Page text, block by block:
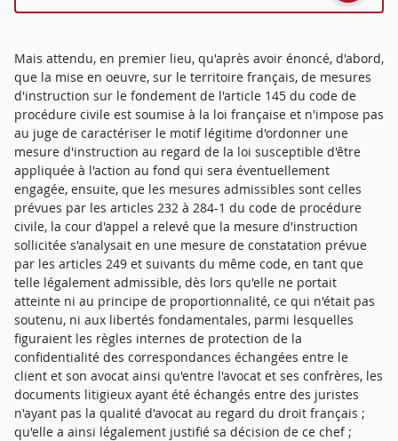
Mais attendu, en premier lieu, qu'après avoir énoncé, d'abord,
que la mise en oeuvre, sur le territoire français, de mesures
d'instruction sur le fondement de l'article 145 du code de
procédure civile est soumise à la loi française et n'impose pas
au juge de caractériser le motif légitime d'ordonner une
mesure d'instruction au regard de la loi susceptible d'être
appliquée à l'action au fond qui sera éventuellement
engagée, ensuite, que les mesures admissibles sont celles
prévues par les articles 232 à 284-1 du code de procédure
civile, la cour d'appel a relevé que la mesure d'instruction
sollicitée s'analysait en une mesure de constatation prévue
par les articles 249 et suivants du même code, en tant que
telle légalement admissible, dès lors qu'elle ne portait
atteinte ni au principe de proportionnalité, ce qui n'était pas
soutenu, ni aux libertés fondamentales, parmi lesquelles
figuraient les règles internes de protection de la
confidentialité des correspondances échangées entre le
client et son avocat ainsi qu'entre l'avocat et ses confrères, les
documents litigieux ayant été échangés entre des juristes
n'ayant pas la qualité d'avocat au regard du droit français ;
qu'elle a ainsi légalement justifié sa décision de ce chef ;